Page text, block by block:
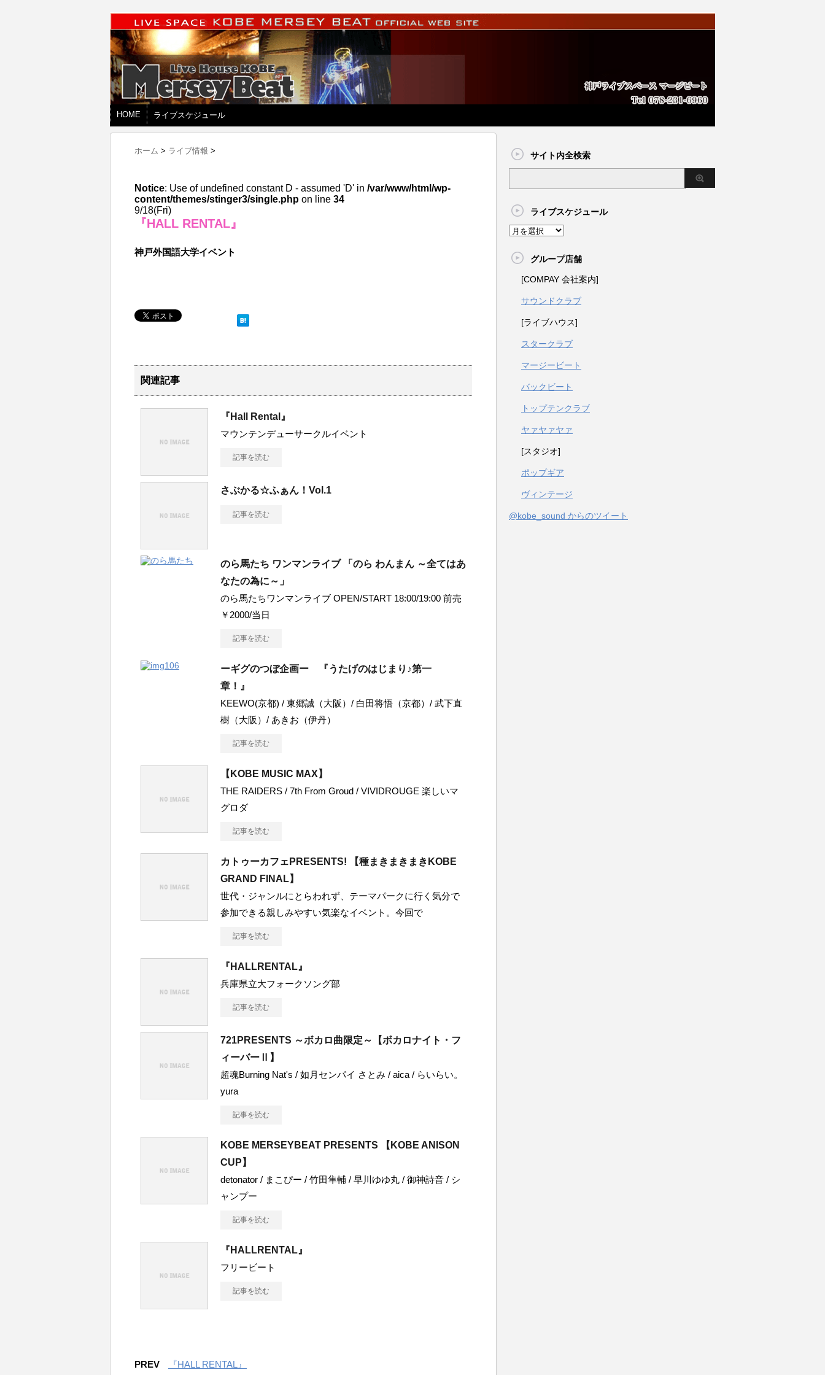
HOME ライブスケジュール
ホーム > ライブ情報 >
Notice: Use of undefined constant D - assumed 'D' in /var/www/html/wp-
content/themes/stinger3/single.php on line 34
9/18(Fri)
『HALL RENTAL』
神戸外国語大学イベント
関連記事
『Hall Rental』
マウンテンデューサークルイベント
記事を読む
さぶかる☆ふぁん！Vol.1
記事を読む
のら馬たち ワンマンライブ 「のら わんまん ～全てはあ
なたの為に～」
のら馬たちワンマンライブ OPEN/START 18:00/19:00 前売
￥2000/当日
記事を読む
ーギグのつぼ企画ー 『うたげのはじまり♪第一
章！』
KEEWO(京都) / 東郷誠（大阪）/ 白田将悟（京都）/ 武下直
樹（大阪）/ あきお（伊丹）
記事を読む
【KOBE MUSIC MAX】
THE RAIDERS / 7th From Groud / VIVIDROUGE 楽しいマ
グロダ
記事を読む
カトゥーカフェPRESENTS! 【種まきまきまきKOBE
GRAND FINAL】
世代・ジャンルにとらわれず、テーマパークに行く気分で
参加できる親しみやすい気楽なイベント。今回で
記事を読む
『HALLRENTAL』
兵庫県立大フォークソング部
記事を読む
721PRESENTS ～ボカロ曲限定～【ボカロナイト・フ
ィーバーⅡ】
超魂Burning Nat's / 如月センパイ さとみ / aica / らいらい。
yura
記事を読む
KOBE MERSEYBEAT PRESENTS 【KOBE ANISON
CUP】
detonator / まこぴー / 竹田隼輔 / 早川ゆゆ丸 / 御神詩音 / シ
ャンプー
記事を読む
『HALLRENTAL』
フリービート
記事を読む
PREV 『HALL RENTAL』
サイト内全検索
ライブスケジュール
グループ店舗
[COMPAY 会社案内]
サウンドクラブ
[ライブハウス]
スタークラブ
マージービート
バックビート
トップテンクラブ
ヤァヤァヤァ
[スタジオ]
ポップギア
ヴィンテージ
@kobe_sound からのツイート